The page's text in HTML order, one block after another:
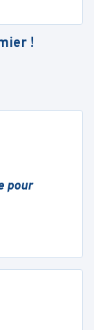
!
pour